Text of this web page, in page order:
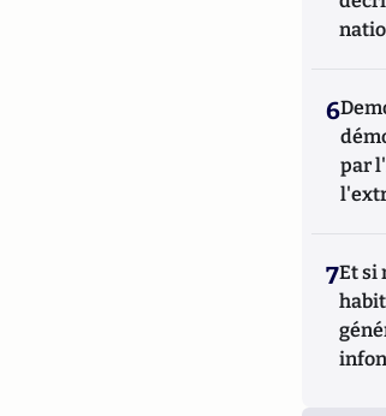
6
par
7Et si